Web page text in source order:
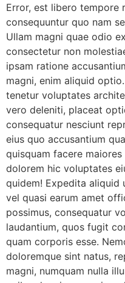
Error, est libero tempore
consequuntur quo nam
Ullam magni quae odio
consectetur non
ipsam ratione
magni, enim aliquid
tenetur voluptates
vero deleniti, placeat
consequatur nesciunt
eius quo accusantium
quisquam facere
dolorem hic voluptates
quidem! Expedita aliquid
vel quasi earum amet
possimus, consequatur
laudantium, quos fugit
quam corporis esse.
doloremque sint natus,
magni, numquam nulla